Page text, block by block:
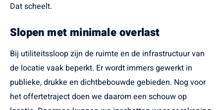
Dat scheelt.
Slopen met minimale overlast
Bij utiliteitssloop zijn de ruimte en de infrastructuur van
de locatie vaak beperkt. Er wordt immers gewerkt in
publieke, drukke en dichtbebouwde gebieden. Nog voor
het offertetraject doen we daarom een schouw op